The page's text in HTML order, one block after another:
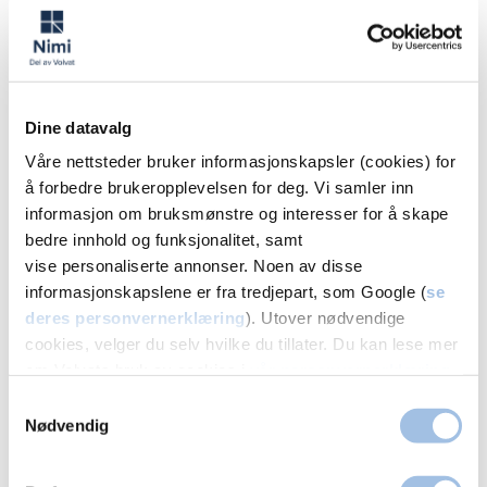
Dine datavalg
Våre nettsteder bruker informasjonskapsler (cookies) for
å forbedre brukeropplevelsen for deg. Vi samler inn
informasjon om bruksmønstre og interesser for å skape
bedre innhold og funksjonalitet, samt
vise personaliserte annonser. Noen av disse
informasjonskapslene er fra tredjepart, som Google (se
deres personvernerklæring). Utover nødvendige
cookies, velger du selv hvilke du tillater. Du kan lese mer
Nødvendig
Derfor bør du velge Volvat Nimi
Tverrfaglig team av fysioterapeuter, kiropraktor
og legespesialister
Kort ventetid og tett oppfølging
Lang erfaring med behandling av TMD
Tilpasset behandling for deg og dine plager
Vi vet at smerter i kjeven påvirker både arbeid,
søvn og livskvalitet. Hos oss får du hjelp til å forstå
hva som skjer – og hvordan du kan ta kontrollen